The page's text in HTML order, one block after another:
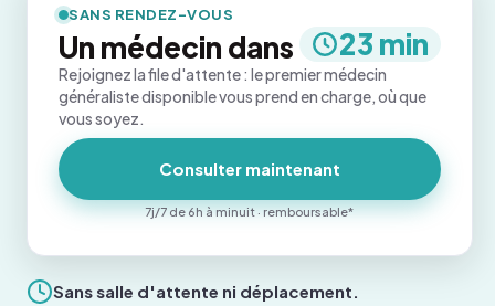
Sans salle d'attente ni déplacement.
SANS RENDEZ-VOUS
Un médecin dans 23 min
Rejoignez la file d'attente : le premier médecin
généraliste disponible vous prend en charge, où que
vous soyez.
Consulter maintenant
7j/7 de 6h à minuit · remboursable*